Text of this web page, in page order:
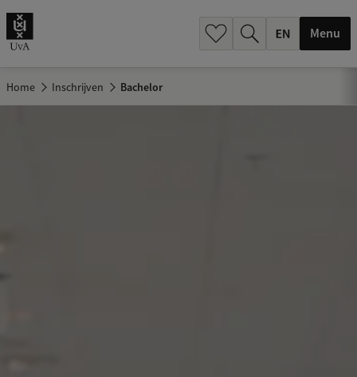
Menu
Home Inschrijven Bachelor